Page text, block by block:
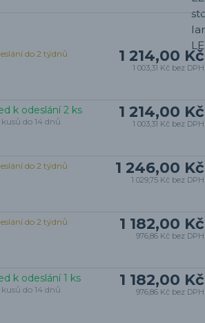
1 214,00 Kč
1 003,31 Kč bez DPH
do 2 týdnů
1 214,00 Kč
1 003,31 Kč bez DPH
k odeslání 2 ks
kusů do 14 dnů
1 246,00 Kč
1 029,75 Kč bez DPH
do 2 týdnů
1 182,00 Kč
976,86 Kč bez DPH
do 2 týdnů
1 182,00 Kč
976,86 Kč bez DPH
k odeslání 1 ks
kusů do 14 dnů